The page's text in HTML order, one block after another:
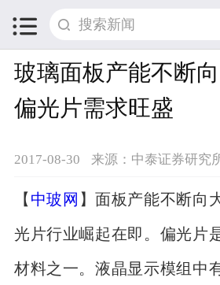

玻璃面板产能不断向
偏光片需求旺盛
2017-08-30 来源：中泰证券研究
【 中玻网 】面板产能不断向
光片行业崛起在即。偏光片
材料之一。液晶显示模组中